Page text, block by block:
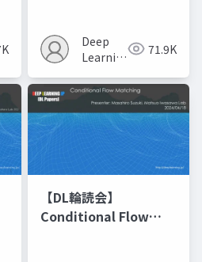
Deep
Learning
71.9K
【DL輪読会】
Conditional Flow